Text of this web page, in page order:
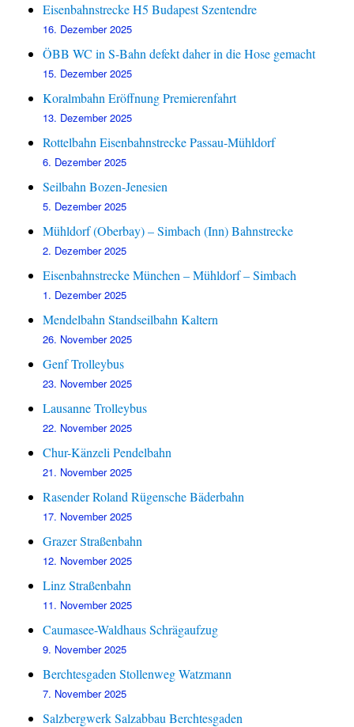
Eisenbahnstrecke H5 Budapest Szentendre
16. Dezember 2025
ÖBB WC in S-Bahn defekt daher in die Hose gemacht
15. Dezember 2025
Koralmbahn Eröffnung Premierenfahrt
13. Dezember 2025
Rottelbahn Eisenbahnstrecke Passau-Mühldorf
6. Dezember 2025
Seilbahn Bozen-Jenesien
5. Dezember 2025
Mühldorf (Oberbay) – Simbach (Inn) Bahnstrecke
2. Dezember 2025
Eisenbahnstrecke München – Mühldorf – Simbach
1. Dezember 2025
Mendelbahn Standseilbahn Kaltern
26. November 2025
Genf Trolleybus
23. November 2025
Lausanne Trolleybus
22. November 2025
Chur-Känzeli Pendelbahn
21. November 2025
Rasender Roland Rügensche Bäderbahn
17. November 2025
Grazer Straßenbahn
12. November 2025
Linz Straßenbahn
11. November 2025
Caumasee-Waldhaus Schrägaufzug
9. November 2025
Berchtesgaden Stollenweg Watzmann
7. November 2025
Salzbergwerk Salzabbau Berchtesgaden